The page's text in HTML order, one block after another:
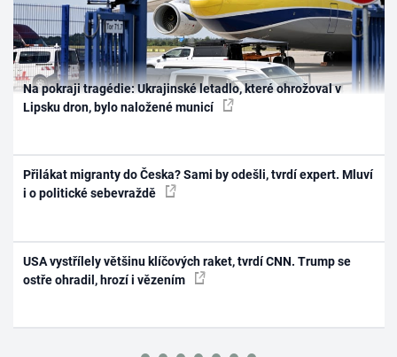
Na pokraji tragédie: Ukrajinské letadlo, které ohrožoval v
Lipsku dron, bylo naložené municí
Přilákat migranty do Česka? Sami by odešli, tvrdí expert. Mluví
i o politické sebevraždě
USA vystřílely většinu klíčových raket, tvrdí CNN. Trump se
ostře ohradil, hrozí i vězením